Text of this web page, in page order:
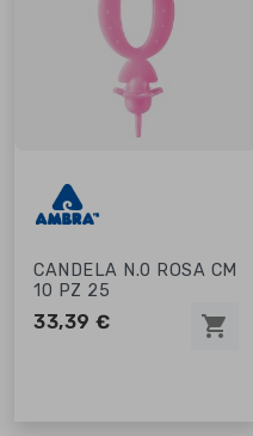
CANDELA N.0 ROSA CM
10 PZ 25
33,39 € shopping_cart